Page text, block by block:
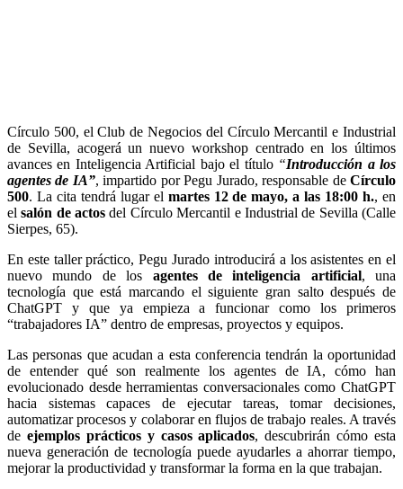
Círculo 500, el Club de Negocios del Círculo Mercantil e Industrial
de Sevilla, acogerá un nuevo workshop centrado en los últimos
avances en Inteligencia Artificial bajo el título “Introducción a los
agentes de IA”, impartido por Pegu Jurado, responsable deCírculo
500. La cita tendrá lugar el martes 12 de mayo, a las 18:00 h., en
elsalón de actos del Círculo Mercantil e Industrial de Sevilla (Calle
Sierpes, 65).
En este taller práctico, Pegu Jurado introducirá a los asistentes en el
nuevo mundo de los agentes de inteligencia artificial, una
tecnología que está marcando el siguiente gran salto después de
ChatGPT y que ya empieza a funcionar como los primeros
“trabajadores IA” dentro de empresas, proyectos y equipos.
Las personas que acudan a esta conferencia tendrán la oportunidad
de entender qué son realmente los agentes de IA, cómo han
evolucionado desde herramientas conversacionales como ChatGPT
hacia sistemas capaces de ejecutar tareas, tomar decisiones,
automatizar procesos y colaborar en flujos de trabajo reales. A través
de ejemplos prácticos y casos aplicados, descubrirán cómo esta
nueva generación de tecnología puede ayudarles a ahorrar tiempo,
mejorar la productividad y transformar la forma en la que trabajan.